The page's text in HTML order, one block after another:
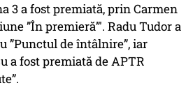
3 a fost premiată, prin Carmen
”În premieră”'. Radu Tudor a
”Punctul de întâlnire”, iar
a fost premiată de APTR